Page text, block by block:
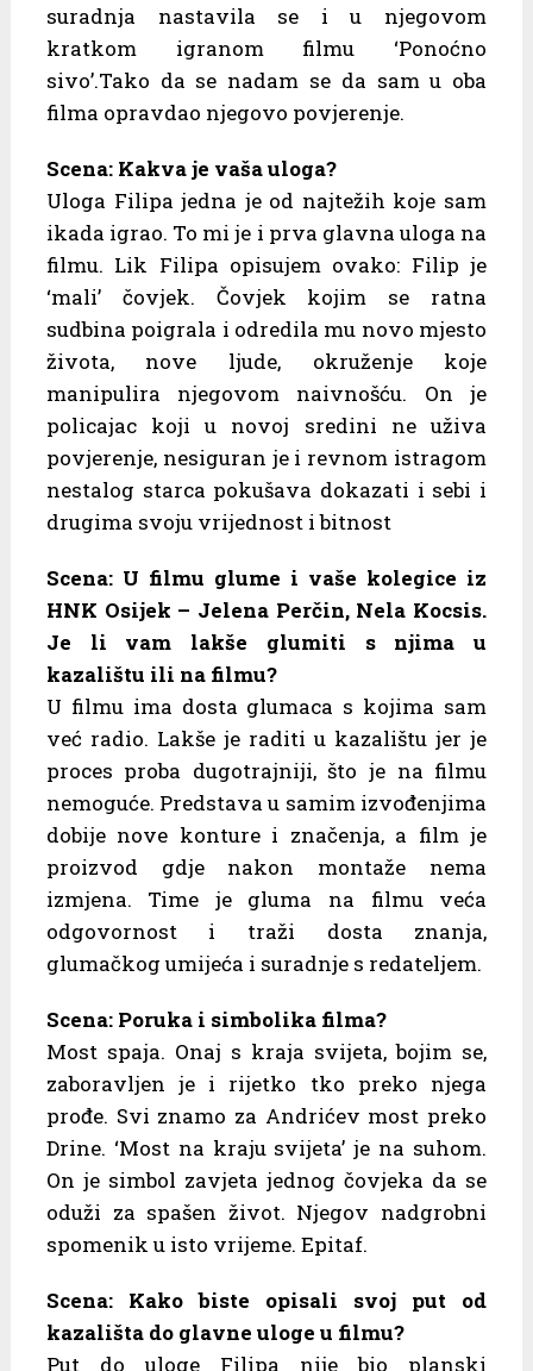
suradnja nastavila se i u njegovom
kratkom igranom filmu ‘Ponoćno
sivo’.Tako da se nadam se da sam u oba
filma opravdao njegovo povjerenje.
Scena: Kakva je vaša uloga?
Uloga Filipa jedna je od najtežih koje sam
ikada igrao. To mi je i prva glavna uloga na
filmu. Lik Filipa opisujem ovako: Filip je
‘mali’ čovjek. Čovjek kojim se ratna
sudbina poigrala i odredila mu novo mjesto
života, nove ljude, okruženje koje
manipulira njegovom naivnošću. On je
policajac koji u novoj sredini ne uživa
povjerenje, nesiguran je i revnom istragom
nestalog starca pokušava dokazati i sebi i
drugima svoju vrijednost i bitnost
Scena: U filmu glume i vaše kolegice iz
HNK Osijek – Jelena Perčin, Nela Kocsis.
Je li vam lakše glumiti s njima u
kazalištu ili na filmu?
U filmu ima dosta glumaca s kojima sam
već radio. Lakše je raditi u kazalištu jer je
proces proba dugotrajniji, što je na filmu
nemoguće. Predstava u samim izvođenjima
dobije nove konture i značenja, a film je
proizvod gdje nakon montaže nema
izmjena. Time je gluma na filmu veća
odgovornost i traži dosta znanja,
glumačkog umijeća i suradnje s redateljem.
Scena: Poruka i simbolika filma?
Most spaja. Onaj s kraja svijeta, bojim se,
zaboravljen je i rijetko tko preko njega
prođe. Svi znamo za Andrićev most preko
Drine. ‘Most na kraju svijeta’ je na suhom.
On je simbol zavjeta jednog čovjeka da se
oduži za spašen život. Njegov nadgrobni
spomenik u isto vrijeme. Epitaf.
Scena: Kako biste opisali svoj put od
kazališta do glavne uloge u filmu?
Put do uloge Filipa nije bio planski